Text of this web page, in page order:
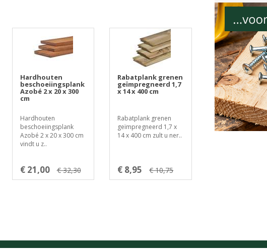
Hardhouten
beschoeiingsplank
Azobé 2 x 20 x 300
cm
Hardhouten
beschoeiingsplank
Azobé 2 x 20 x 300 cm
vindt u z..
€ 21,00 € 32,30
Rabatplank grenen
geïmpregneerd 1,7
x 14 x 400 cm
Rabatplank grenen
geïmpregneerd 1,7 x
14 x 400 cm zult u ner..
€ 8,95 € 10,75